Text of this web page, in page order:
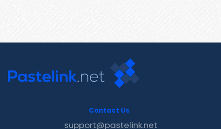
Contact Us
support@pastelink.net